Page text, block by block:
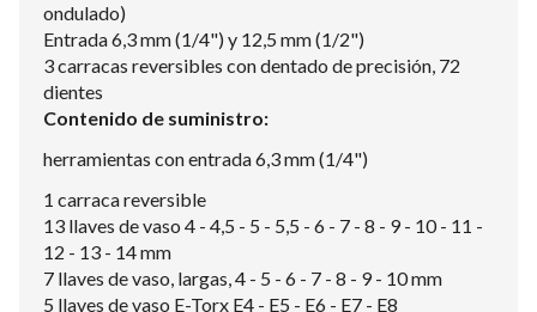
ondulado)
Entrada 6,3 mm (1/4") y 12,5 mm (1/2")
3 carracas reversibles con dentado de precisión, 72
dientes
Contenido de suministro:
herramientas con entrada 6,3 mm (1/4")
1 carraca reversible
13 llaves de vaso 4 - 4,5 - 5 - 5,5 - 6 - 7 - 8 - 9 - 10 - 11 -
12 - 13 - 14 mm
7 llaves de vaso, largas, 4 - 5 - 6 - 7 - 8 - 9 - 10 mm
5 llaves de vaso E-Torx E4 - E5 - E6 - E7 - E8